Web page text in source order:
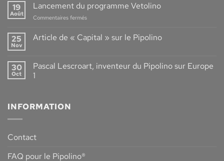
2020:
Pipolino®
/
19
Août
Lancement du programme Vetolino
Commentaires ferméssur
du
programme
25
Nov
Article de « Capital » sur le Pipolino
Article
de
« Capital »
30
Oct
Pascal Lescroart, inventeur du Pipolino sur Europe
1
Pascal
Lescroart,
sur
INFORMATION
Contact
FAQ pour le Pipolino®